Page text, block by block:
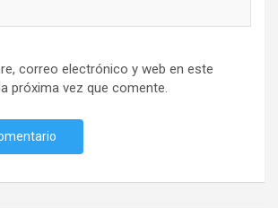
correo electrónico y web en este
próxima vez que comente.